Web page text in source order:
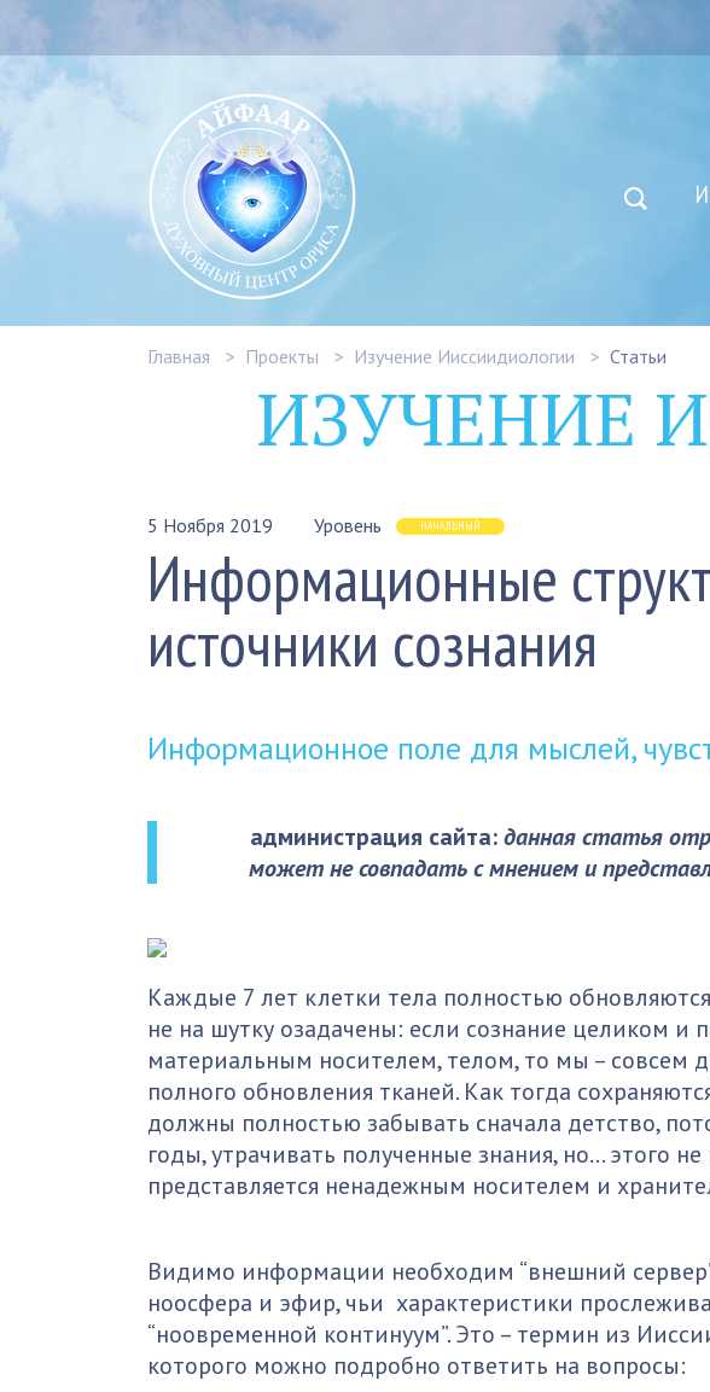
Главная Проекты Изучение Ииссиидиологии Статьи
ИЗУЧЕНИЕ
5 Ноября 2019 Уровень НАЧАЛЬНЫЙ
Информационные
источники сознания
Информационное поле для мыслей,
администрация сайта:данная статья
может не совпадать с мнением и
Каждые 7 лет клетки тела полностью
не на шутку озадачены: если сознание целиком и
материальным носителем, телом, то мы – совсем
полного обновления тканей. Как тогда
должны полностью забывать сначала детство,
годы, утрачивать полученные знания, но… этого
представляется ненадежным носителем и
Видимо информации необходим “внешний
ноосфера и эфир, чьи характеристики
“ноовременной континуум”. Это – термин из
которого можно подробно ответить на вопросы: